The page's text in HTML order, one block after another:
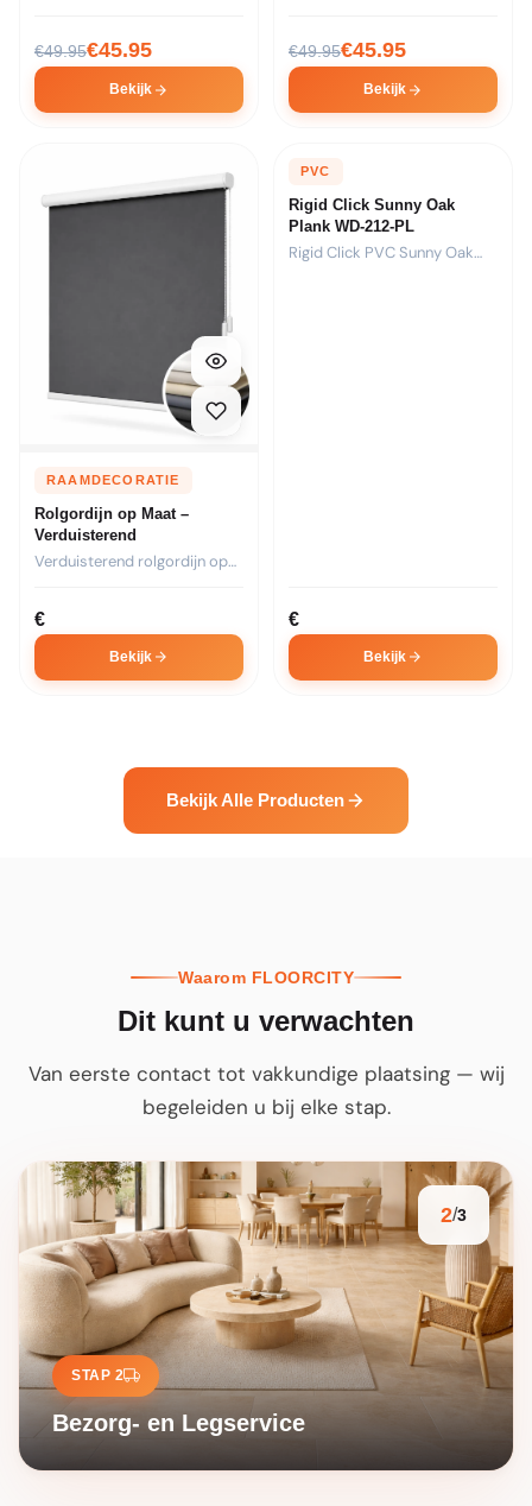
€49.95€45.95
Bekijk
€49.95€45.95
Bekijk
RAAMDECORATIE
Rolgordijn op Maat –
Verduisterend
Verduisterend rolgordijn op
€
Bekijk
PVC
Rigid Click Sunny Oak
Plank WD-212-PL
Rigid Click PVC Sunny Oak
€
Bekijk
Bekijk Alle Producten
Waarom FLOORCITY
Dit kunt u verwachten
Van eerste contact tot vakkundige plaatsing — wij
begeleiden u bij elke stap.
2/3
STAP 2
Bezorg- en Legservice